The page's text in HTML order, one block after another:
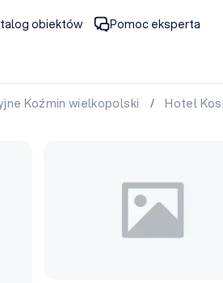
obiektów Pomoc eksperta
Koźmin wielkopolski /Hotel